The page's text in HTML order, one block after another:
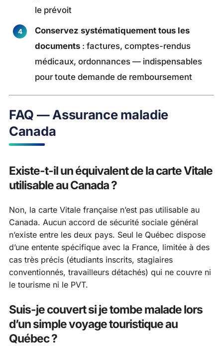
le prévoit
Conservez systématiquement tous les
documents : factures, comptes-rendus
médicaux, ordonnances — indispensables
pour toute demande de remboursement
FAQ — Assurance maladie
Canada
Existe-t-il un équivalent de la carte Vitale
utilisable au Canada ?
Non, la carte Vitale française n’est pas utilisable au
Canada. Aucun accord de sécurité sociale général
n’existe entre les deux pays. Seul le Québec dispose
d’une entente spécifique avec la France, limitée à des
cas très précis (étudiants inscrits, stagiaires
conventionnés, travailleurs détachés) qui ne couvre ni
le tourisme ni le PVT.
Suis-je couvert si je tombe malade lors
d’un simple voyage touristique au
Québec ?